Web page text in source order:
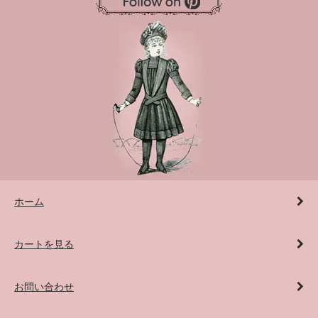
ホーム
カートを見る
お問い合わせ